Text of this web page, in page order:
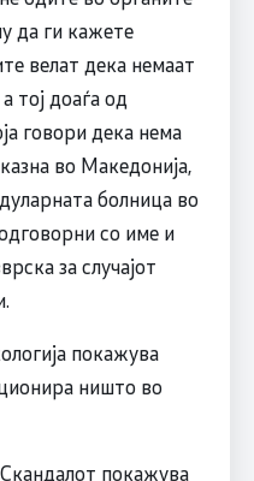
да ги кажете
велат дека немаат
тој доаѓа од
говори дека нема
во Македонија,
болница во
со име и
за случајот
покажува
ништо во
покажува